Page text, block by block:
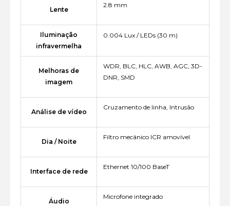
Lente
2.8 mm
Iluminação
infravermelha
0.004 Lux / LEDs (30 m)
Melhoras de
imagem
WDR, BLC, HLC, AWB, AGC, 3D-
DNR, SMD
Análise de vídeo
Cruzamento de linha, Intrusão
Dia / Noite
Filtro mecânico ICR amovível
Interface de rede
Ethernet 10/100 BaseT
Áudio
Microfone integrado